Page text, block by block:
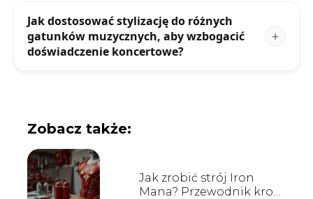
Jak dostosować stylizację do różnych
gatunków muzycznych, aby wzbogacić
doświadczenie koncertowe?
Zobacz także:
Jak zrobić strój Iron
Mana? Przewodnik krok